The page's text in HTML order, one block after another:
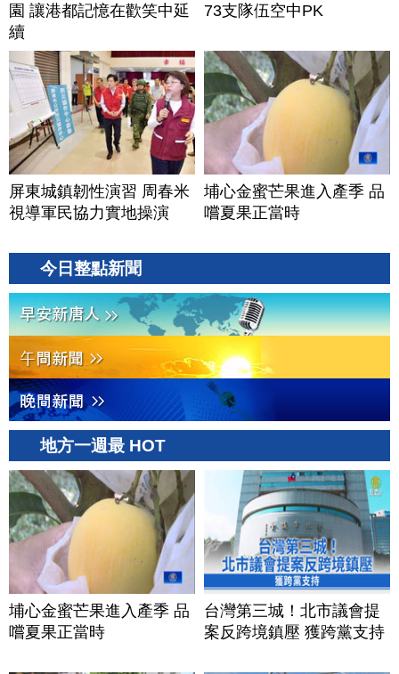
園 讓港都記憶在歡笑中延
續
73支隊伍空中PK
屏東城鎮韌性演習 周春米
視導軍民協力實地操演
埔心金蜜芒果進入產季 品
嚐夏果正當時
今日整點新聞
地方一週最 HOT
埔心金蜜芒果進入產季 品
嚐夏果正當時
台灣第三城！北市議會提
案反跨境鎮壓 獲跨黨支持